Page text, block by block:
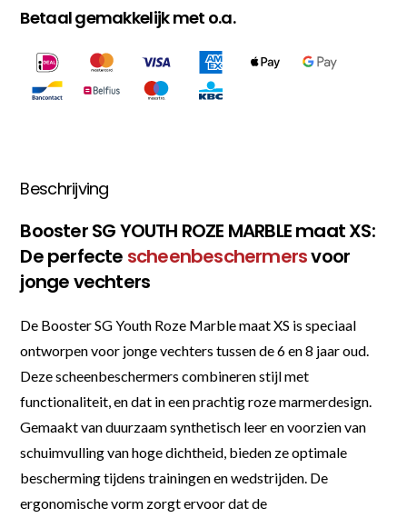
Betaal gemakkelijk met o.a.
Beschrijving
Booster SG YOUTH ROZE MARBLE maat XS:
De perfecte scheenbeschermersvoor
jonge vechters
De Booster SG Youth Roze Marble maat XS is speciaal
ontworpen voor jonge vechters tussen de 6 en 8 jaar oud.
Deze scheenbeschermers combineren stijl met
functionaliteit, en dat in een prachtig roze marmerdesign.
Gemaakt van duurzaam synthetisch leer en voorzien van
schuimvulling van hoge dichtheid, bieden ze optimale
bescherming tijdens trainingen en wedstrijden. De
ergonomische vorm zorgt ervoor dat de